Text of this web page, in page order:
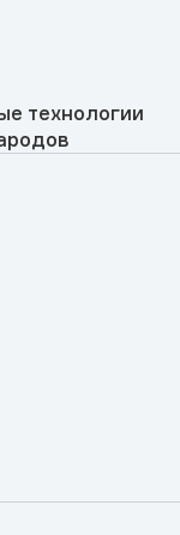
технологии